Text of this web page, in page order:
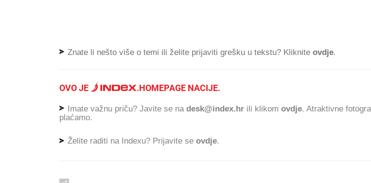
Znate li nešto više o temi ili želite prijaviti grešku u tekstu? Kliknite ovdje.
OVO JE .HOMEPAGE NACIJE.
Imate važnu priču? Javite se na desk@index.hr ili klikom ovdje. Atraktivne
plaćamo.
Želite raditi na Indexu? Prijavite se ovdje.